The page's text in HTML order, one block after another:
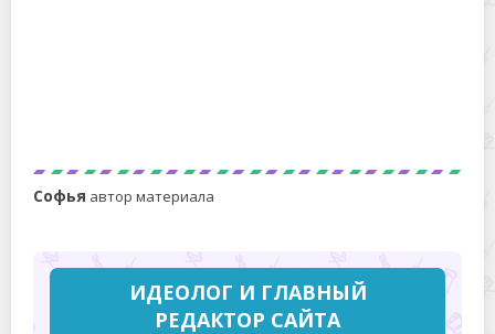
Софья автор материала
ИДЕОЛОГ И ГЛАВНЫЙ
РЕДАКТОР САЙТА